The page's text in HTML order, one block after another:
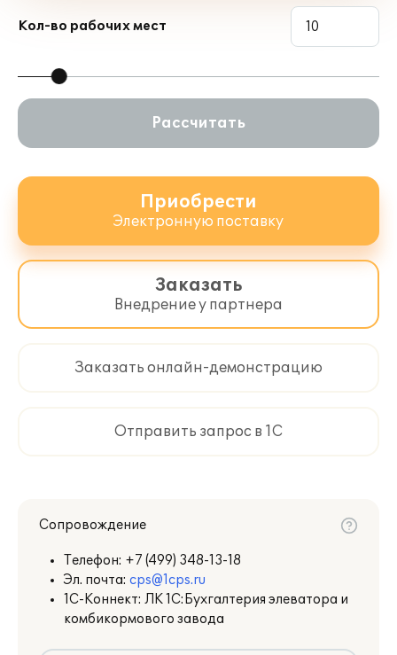
Для оформления договора 1С:ИТС/1С:КП
обслуживающему вас партнеру фирмы
"1С" или к рекомендованным фирмой
"1С" Центрам Сопровождения и Сервис-
партнерам в Вашем регионе, со списком
можно ознакомиться на странице
http://its.1c.ru/zakaz.
Кол-во рабочих мест
Рассчитать
Приобрести
Электронную поставку
Заказать
Внедрение у партнера
Заказать онлайн-демонстрацию
Отправить запрос в 1С
Сопровождение
Телефон: +7 (499) 348-13-18
Эл. почта: cps@1cps.ru
1С-Коннект: ЛК 1С:Бухгалтерия элеватора и
комбикормового завода